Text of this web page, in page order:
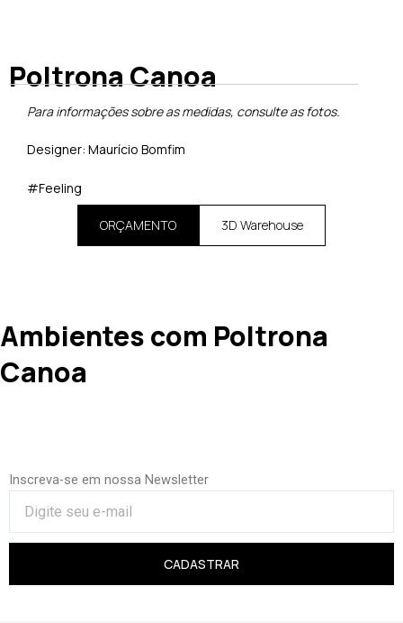
Poltrona Canoa
Para informações sobre as medidas, consulte as fotos.
Designer: Maurício Bomfim
#Feeling
ORÇAMENTO 3D Warehouse
Ambientes com Poltrona
Canoa
Inscreva-se em nossa Newsletter
CADASTRAR